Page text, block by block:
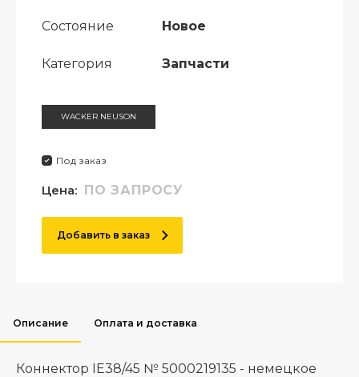
Состояние Новое
Категория Запчасти
WACKER NEUSON
Под заказ
Цена: ПО ЗАПРОСУ
Добавить в заказ
Описание Оплата и доставка
Коннектор IE38/45 № 5000219135 - немецкое